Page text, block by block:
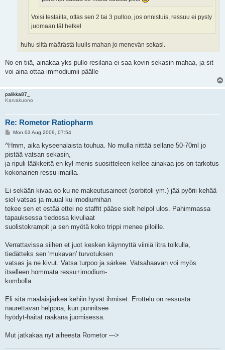
Voisi testailla, ottas sen 2 tai 3 pulloo, jos onnistuis, ressuu ei pysty
juomaan täl hetkel
huhu siitä määrästä luulis mahan jo menevän sekasi.
No en tiiä, ainakaa yks pullo resilaria ei saa kovin sekasin mahaa, ja sit
voi aina ottaa immodiumii päälle
palikka87_
Karvakuono
Re: Rometor Ratiopharm
P
s
Mon 03 Aug 2009, 07:54
^Hmm, aika kyseenalaista touhua. No mulla riittää sellane 50-70ml jo
pistää vatsan sekasin,
ja ripuli lääkkeitä en kyl menis suositteleen kellee ainakaa jos on tarkotus
kokonainen ressu imailla.
Ei sekään kivaa oo ku ne makeutusaineet (sorbitoli ym.) jää pyörii kehää
siel vatsas ja muual ku imodiumihan
tekee sen et estää ettei ne staffit pääse sielt helpol ulos. Pahimmassa
tapauksessa tiedossa kivuliaat
suolistokrampit ja sen myötä koko trippi menee piloille.
Verrattavissa siihen et juot kesken käynnyttä viiniä litra tolkulla,
tiedätteks sen 'mukavan' turvotuksen
vatsas ja ne kivut. Vatsa turpoo ja särkee. Vatsahaavan voi myös
itselleen hommata ressu+imodium-
kombolla.
Eli sitä maalaisjärkeä kehiin hyvät ihmiset. Erottelu on ressusta
naurettavan helppoa, kun punnitsee
hyödyt-haitat raakana juomisessa.
Mut jatkakaa nyt aiheesta Rometor --->